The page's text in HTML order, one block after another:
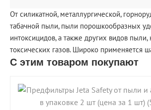
От силикатной, металлургической,
табачной пыли, пыли порошкообразных
интоксицидов, а также других видов
токсических газов. Широко применяется
С этим товаром покупают
shopping_cart В